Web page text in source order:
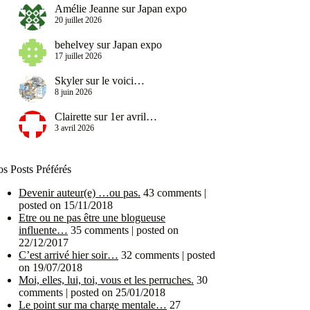
Amélie Jeanne surJapan expo
20 juillet 2026
behelvey surJapan expo
17 juillet 2026
Skylersurle voici…
8 juin 2026
Clairette sur 1er avril…
3 avril 2026
Posts Préférés